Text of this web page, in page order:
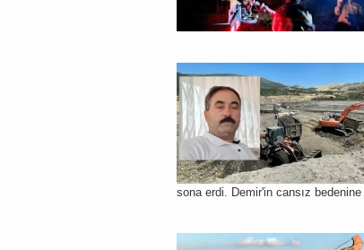
sona erdi. Demir'in cansız